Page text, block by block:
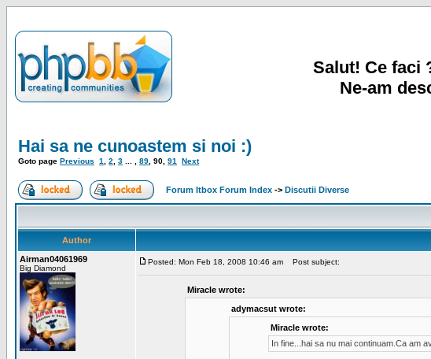
Salut! Ce faci
Ne-am
Hai sa ne cunoastem si noi :)
Goto page Previous 1 2 3 89 90 91 Next
Forum Itbox Forum Index -> Discutii Diverse
Author
Airman04061969
Big Diamond
Posted: Mon Feb 18, 2008 10:46 am Post subject:
Miracle wrote:
adymacsut wrote:
Miracle wrote:
In fine...hai sa nu mai continuam.Ca am